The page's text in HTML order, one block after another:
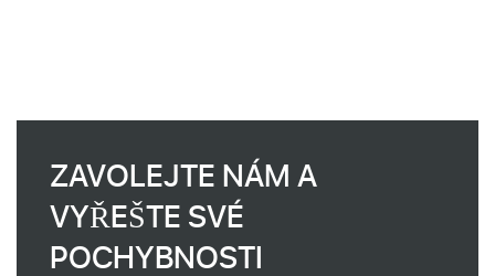
ZAVOLEJTE NÁM A
VYŘEŠTE SVÉ
POCHYBNOSTI